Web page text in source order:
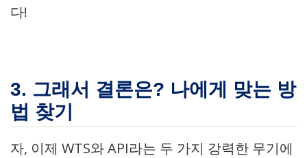
다!
3. 그래서 결론은? 나에게 맞는 방
법 찾기
자, 이제 WTS와 API라는 두 가지 강력한 무기에